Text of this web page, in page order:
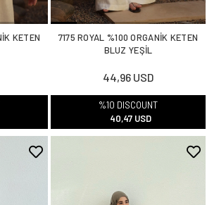
KETEN
7175 ROYAL %100 ORGANİK KETEN
BLUZ YEŞİL
44,96 USD
%10 DISCOUNT
40,47 USD